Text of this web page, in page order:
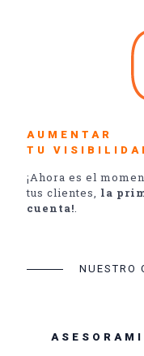
AUMENTAR
TU
¡Ahora es el
tus clientes, la
cuenta!.
NUESTRO